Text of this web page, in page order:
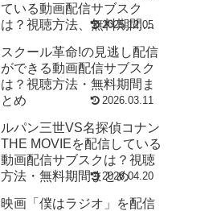
ている動画配信サブスク
は？視聴方法、無料期間ま
2025.12.05
スクール革命!の見逃し配信
ができる動画配信サブスク
は？視聴方法・無料期間ま
とめ
2026.03.11
ルパン三世VS名探偵コナン
THE MOVIEを配信している
動画配信サブスクは？視聴
方法・無料期間まとめ2026.04.20
映画「僕はラジオ」を配信